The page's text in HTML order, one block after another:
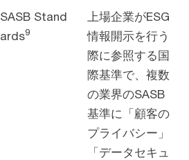
SASB Stand
ards9
上場企業がESG
情報開示を行う
際に参照する国
際基準で、複数
の業界のSASB
基準に「顧客の
プライバシー」
「データセキュ